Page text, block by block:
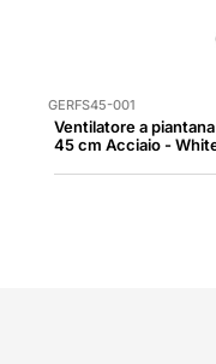
GERFS45-001
Ventilatore a
45 cm Acciaio -